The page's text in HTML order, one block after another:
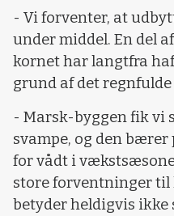
- Vi forventer, at
under middel. En del
kornet har langtfra
grund af det regnfulde
- Marsk-byggen fik vi
svampe, og den
for vådt i
store forventninger til
betyder heldigvis ikke